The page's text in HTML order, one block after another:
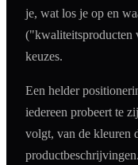
je, wat los je op en
("kwaliteitsproducten
keuzes.
Een helder
iedereen probeert te
volgt, van de kleuren